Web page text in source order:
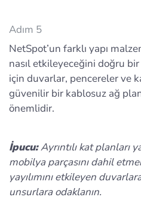
Adım 5
NetSpot’un farklı yapı
nasıl etkileyeceğini doğru
için duvarlar, pencereler ve
güvenilir bir kablosuz ağ
önemlidir.
İpucu:Ayrıntılı kat planları
mobilya parçasını dahil
yayılımını etkileyen
unsurlara odaklanın.